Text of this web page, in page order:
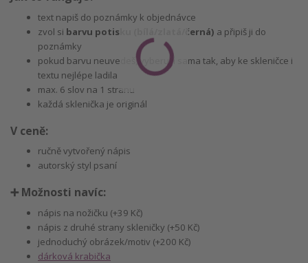
text napiš do poznámky k objednávce
zvol si barvu potisku ‎(bílá/zlatá/černá) a připiš ji do
poznámky
pokud barvu neuvedeš, vyberu ji sama tak, aby ke skleničce i
textu nejlépe ladila
max. 6 slov na 1 stranu
každá sklenička je originál
V ceně:
ručně vytvořený nápis
autorský styl psaní
➕ Možnosti navíc:
nápis na nožičku (+39 Kč)
nápis z druhé strany skleničky (+50 Kč)
jednoduchý obrázek/motiv (+200 Kč)
dárková krabička